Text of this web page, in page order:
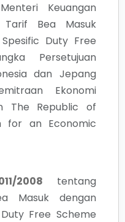
Keuangan
Bea Masuk
Duty Free
Persetujuan
dan Jepang
Ekonomi
The Republic of
for an Economic
2008
tentang
Masuk dengan
Free Scheme